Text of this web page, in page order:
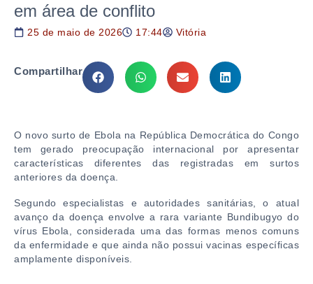
em área de conflito
25 de maio de 2026 17:44 Vitória
Compartilhar
O novo surto de Ebola na República Democrática do Congo
tem gerado preocupação internacional por apresentar
características diferentes das registradas em surtos
anteriores da doença.
Segundo especialistas e autoridades sanitárias, o atual
avanço da doença envolve a rara variante Bundibugyo do
vírus Ebola, considerada uma das formas menos comuns
da enfermidade e que ainda não possui vacinas específicas
amplamente disponíveis.